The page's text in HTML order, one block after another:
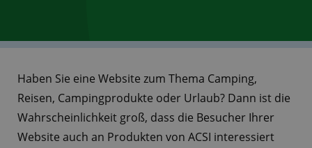
ACSI WEBSHOPKONTAKT
Haben Sie eine Website zum Thema Camping,
Reisen, Campingprodukte oder Urlaub? Dann ist die
Wahrscheinlichkeit groß, dass die Besucher Ihrer
Website auch an Produkten von ACSI interessiert